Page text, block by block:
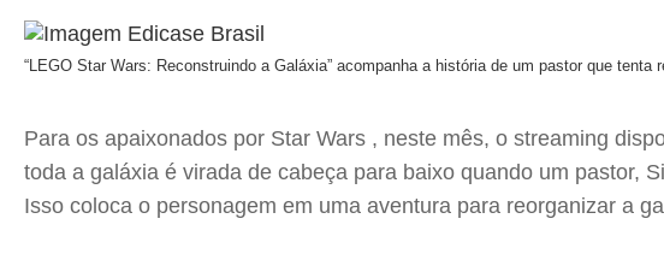
“LEGO Star Wars: Reconstruindo a Galáxia” acompanha a história de um pastor que tenta
Para os apaixonados por Star Wars , neste mês, o streaming
toda a galáxia é virada de cabeça para baixo quando um pastor,
Isso coloca o personagem em uma aventura para reorganizar a